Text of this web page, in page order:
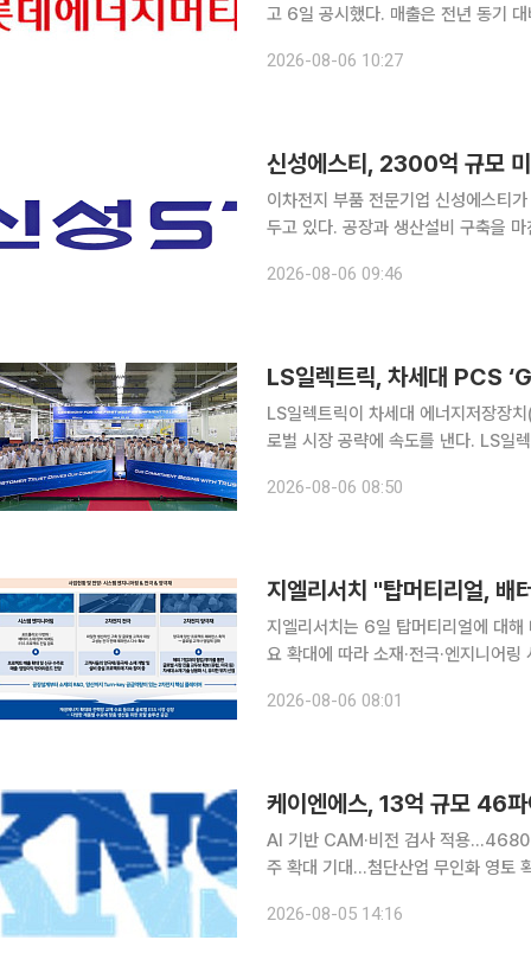
고 6일 공시했다. 매출은 전년 동기 대비
력 소형전지의 수요 증가에 더해 북미
2026-08-06 10:27
신성에스티, 2300억 규모
이차전지 부품 전문기업 신성에스티
두고 있다. 공장과 생산설비 구축을
현지 법인과 생산라인 구축 등 제반
2026-08-06 09:46
LS일렉트릭, 차세대 PCS
LS일렉트릭이 차세대 에너지저장장
로벌 시장 공략에 속도를 낸다. LS일렉트릭은 충남 천안사업장 DC팩토리에서 구자균 회장을 비롯
밝혔다. 구자균 회장은 천안 DC팩
2026-08-06 08:50
지엘리서치 "탑머티리얼, 배
지엘리서치는 6일 탑머티리얼에 대해
요 확대에 따라 소재·전극·엔지니어
재 사업이 꼽혔다. 박창윤 지엘리서
2026-08-06 08:01
케이엔에스, 13억 규모 46
AI 기반 CAM·비전 검사 적용…4680
주 확대 기대…첨단산업 무인화 영토 확장 첨단산업 무인 자동화 전문기업 케이엔에스가
행진을 이어갔다. 인공지능(AI) 기술
2026-08-05 14:16